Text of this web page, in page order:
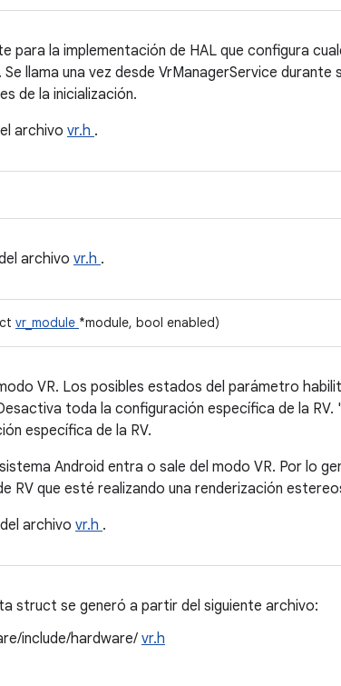
para la implementación de HAL que configura
llama una vez desde VrManagerService durante
de la inicialización.
archivo vr.h .
archivo vr.h .
vr_module *module, bool enabled)
VR. Los posibles estados del parámetro
toda la configuración específica de la
específica de la RV.
Android entra o sale del modo VR. Por lo
RV que esté realizando una renderización
del archivo vr.h .
struct se generó a partir del siguiente archivo:
include/hardware/ vr.h